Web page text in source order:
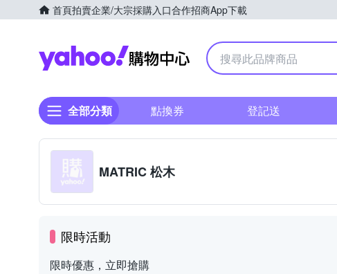
首頁拍賣企業/大宗採購入口合作招商App下載
Yahoo購物中心
全部分類 點換券 登記送
MATRIC 松木
限時活動
限時優惠，立即搶購